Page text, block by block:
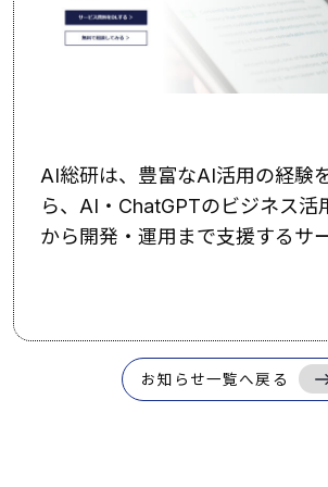
AI総研は、豊富なAI活用の経験
ら、AI・ChatGPTのビジネス活
から開発・運用まで支援するサ
お知らせ一覧へ戻る